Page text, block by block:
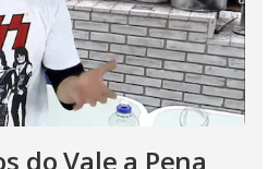
do Vale a Pena